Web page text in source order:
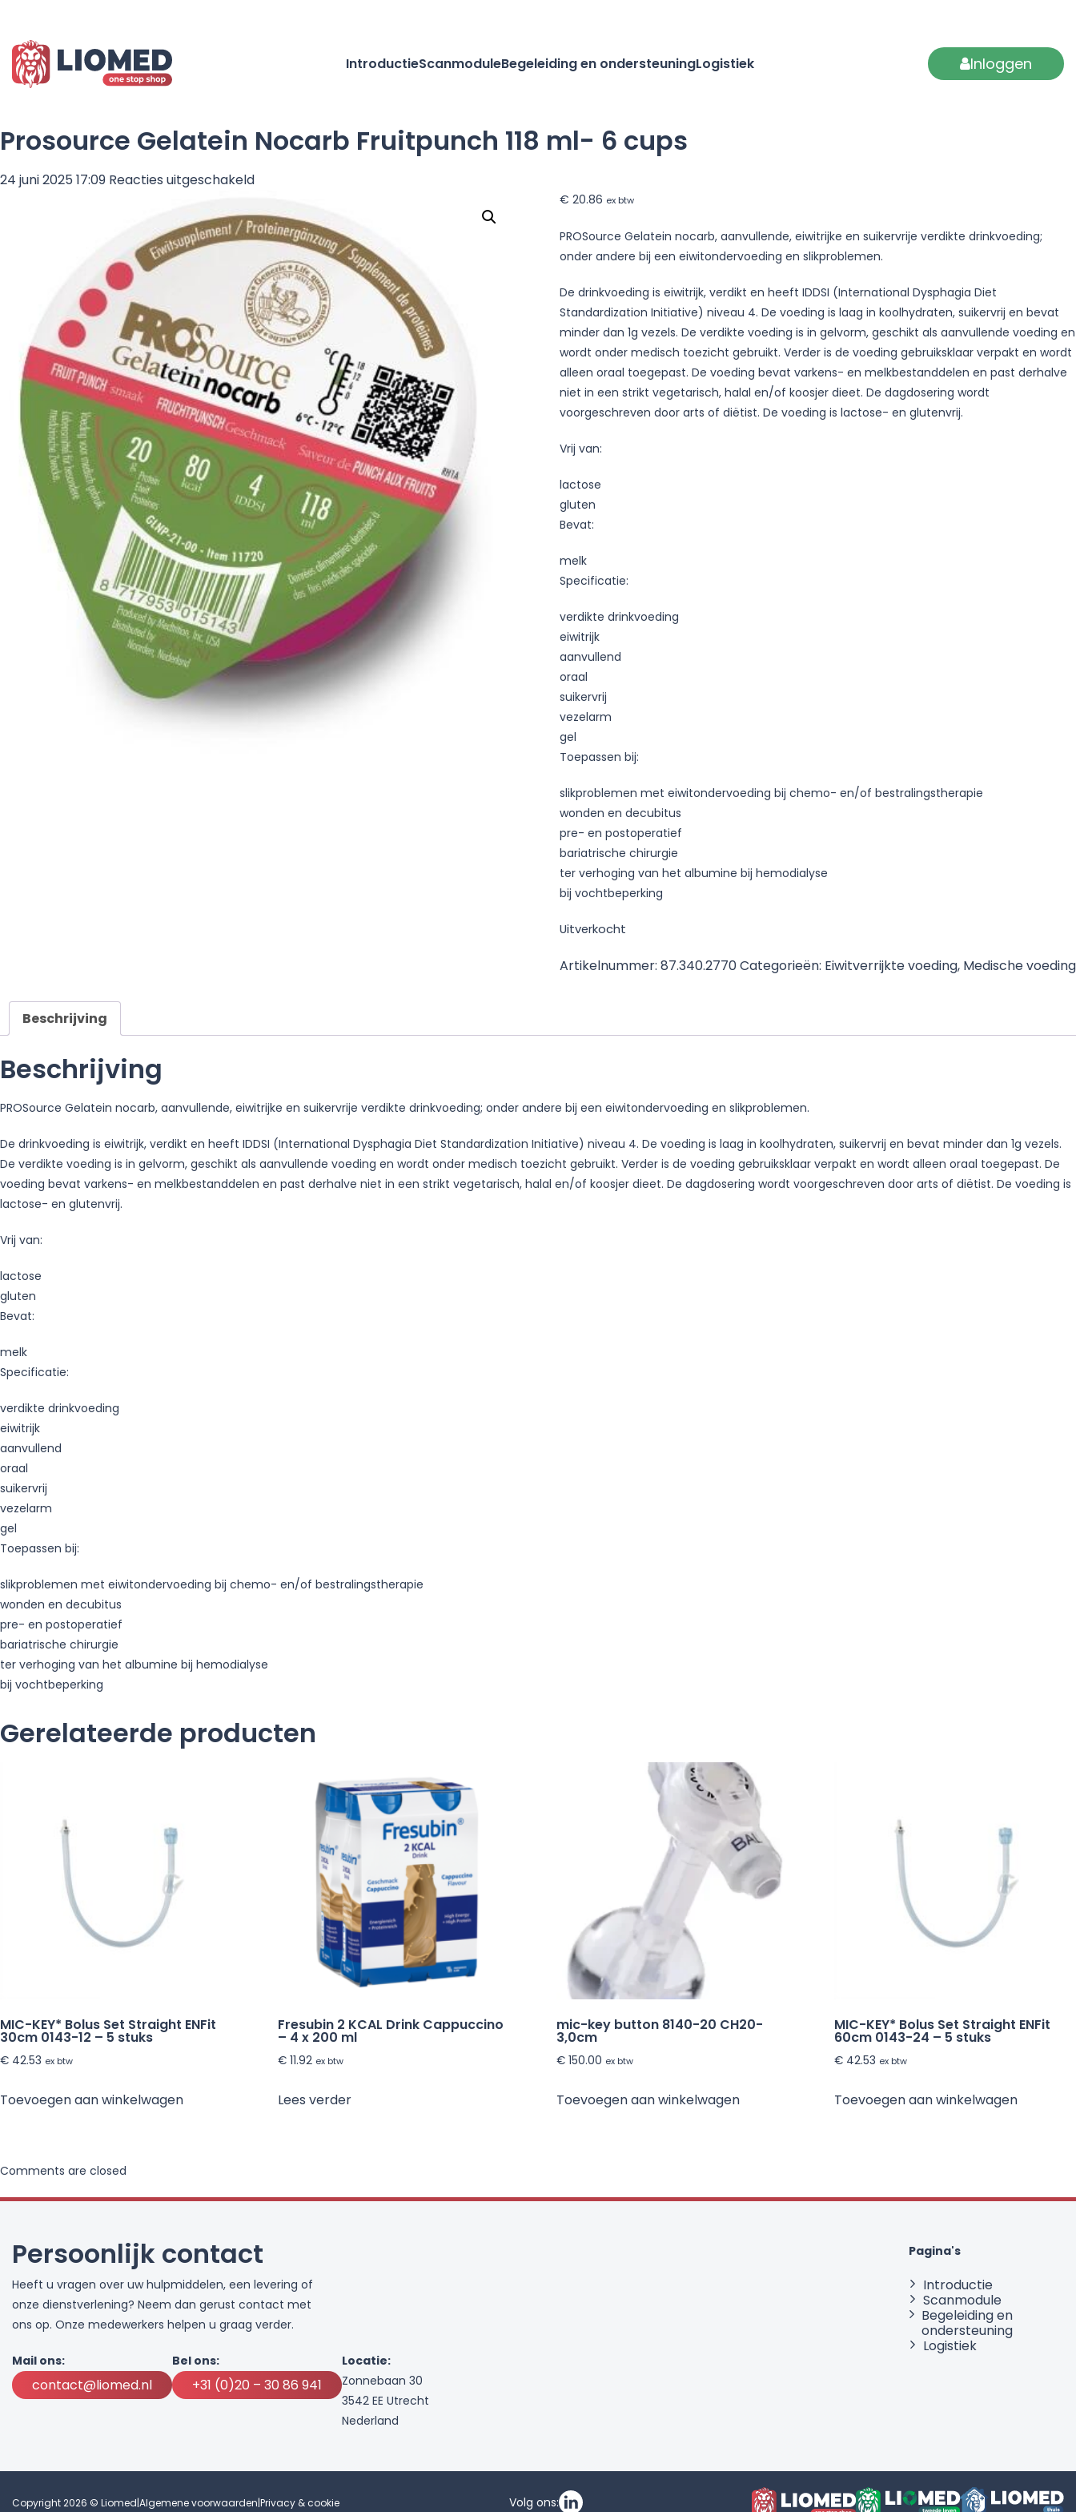
IntroductieScanmoduleBegeleiding en ondersteuningLogistiek Inloggen
Prosource Gelatein Nocarb Fruitpunch 118 ml- 6 cups
24 juni 2025 17:09 Reacties uitgeschakeldvoor
Gelatein
Nocarb
Fruitpunch
118
ml-
6
cups
€ 20.86 ex btw
PROSource Gelatein nocarb, aanvullende, eiwitrijke en suikervrije verdikte drinkvoeding;
onder andere bij een eiwitondervoeding en slikproblemen.
De drinkvoeding is eiwitrijk, verdikt en heeft IDDSI (International Dysphagia Diet
Standardization Initiative) niveau 4. De voeding is laag in koolhydraten, suikervrij en bevat
minder dan 1g vezels. De verdikte voeding is in gelvorm, geschikt als aanvullende voeding en
wordt onder medisch toezicht gebruikt. Verder is de voeding gebruiksklaar verpakt en wordt
alleen oraal toegepast. De voeding bevat varkens- en melkbestanddelen en past derhalve
niet in een strikt vegetarisch, halal en/of koosjer dieet. De dagdosering wordt
voorgeschreven door arts of diëtist. De voeding is lactose- en glutenvrij.
Vrij van:
lactose
gluten
Bevat:
melk
Specificatie:
verdikte drinkvoeding
eiwitrijk
aanvullend
oraal
suikervrij
vezelarm
gel
Toepassen bij:
slikproblemen met eiwitondervoeding bij chemo- en/of bestralingstherapie
wonden en decubitus
pre- en postoperatief
bariatrische chirurgie
ter verhoging van het albumine bij hemodialyse
bij vochtbeperking
Uitverkocht
Artikelnummer: 87.340.2770Categorieën: Eiwitverrijkte voeding, Medische voeding
Beschrijving
Beschrijving
PROSource Gelatein nocarb, aanvullende, eiwitrijke en suikervrije verdikte drinkvoeding; onder andere bij een eiwitondervoeding en slikproblemen.
De drinkvoeding is eiwitrijk, verdikt en heeft IDDSI (International Dysphagia Diet Standardization Initiative) niveau 4. De voeding is laag in koolhydraten, suikervrij en bevat minder dan 1g vezels.
De verdikte voeding is in gelvorm, geschikt als aanvullende voeding en wordt onder medisch toezicht gebruikt. Verder is de voeding gebruiksklaar verpakt en wordt alleen oraal toegepast. De
voeding bevat varkens- en melkbestanddelen en past derhalve niet in een strikt vegetarisch, halal en/of koosjer dieet. De dagdosering wordt voorgeschreven door arts of diëtist. De voeding is
lactose- en glutenvrij.
Vrij van:
lactose
gluten
Bevat:
melk
Specificatie:
verdikte drinkvoeding
eiwitrijk
aanvullend
oraal
suikervrij
vezelarm
gel
Toepassen bij:
slikproblemen met eiwitondervoeding bij chemo- en/of bestralingstherapie
wonden en decubitus
pre- en postoperatief
bariatrische chirurgie
ter verhoging van het albumine bij hemodialyse
bij vochtbeperking
Gerelateerde producten
MIC-KEY* Bolus Set Straight ENFit
30cm 0143-12 – 5 stuks
€ 42.53 ex btw
Toevoegen aan winkelwagen
Fresubin 2 KCAL Drink Cappuccino
– 4 x 200 ml
€ 11.92 ex btw
Lees verder
mic-key button 8140-20 CH20-
3,0cm
€150.00 ex btw
Toevoegen aan winkelwagen
MIC-KEY* Bolus Set Straight ENFit
60cm 0143-24 – 5 stuks
€ 42.53 ex btw
Toevoegen aan winkelwagen
Comments are closed
Persoonlijk contact
Heeft u vragen over uw hulpmiddelen, een levering of
onze dienstverlening? Neem dan gerust contact met
ons op. Onze medewerkers helpen u graag verder.
Mail ons:
contact@liomed.nl
Bel ons:
+31 (0)20 – 30 86 941
Locatie:
Zonnebaan 30
3542 EE Utrecht
Nederland
Pagina's
Introductie
Scanmodule
Begeleiding en
ondersteuning
Logistiek
Copyright 2026 © Liomed|Algemene voorwaarden|Privacy & cookie Volg ons: